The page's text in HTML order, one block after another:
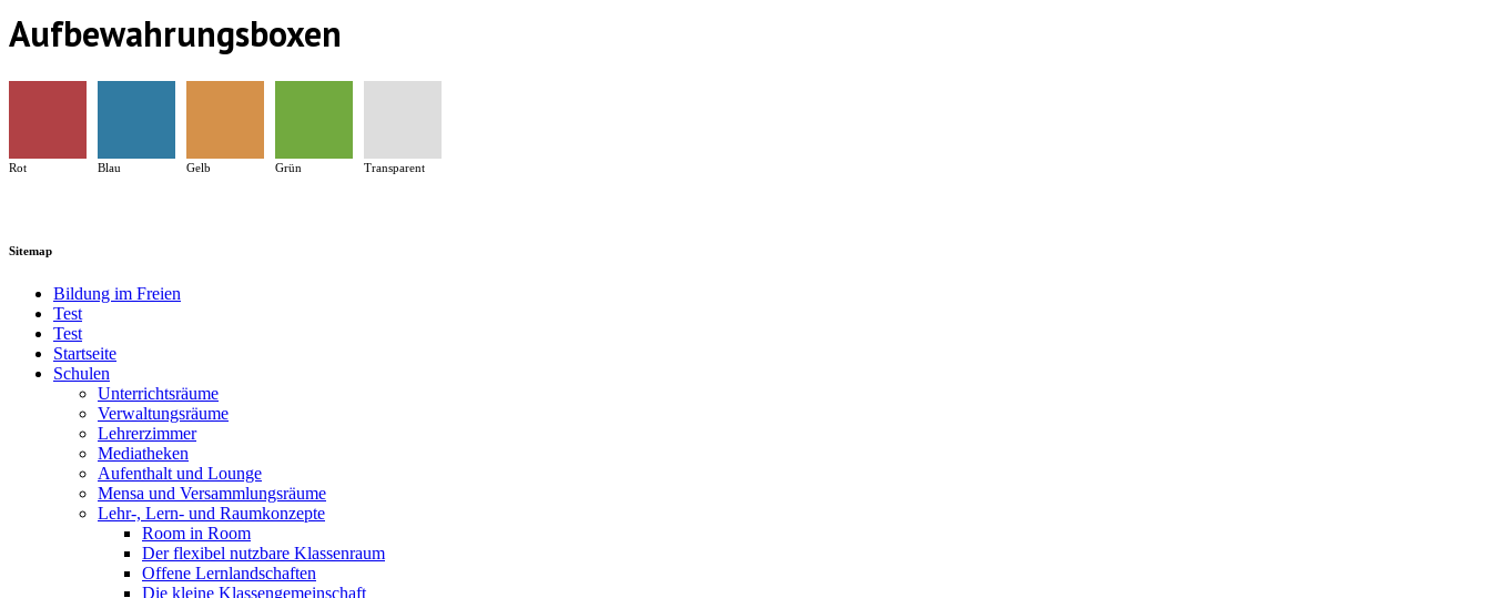
Aufbewahrungsboxen
Rot Blau Gelb Grün Transparent
Sitemap
Bildung im Freien
Test
Test
Startseite
Schulen
Unterrichtsräume
Verwaltungsräume
Lehrerzimmer
Mediatheken
Aufenthalt und Lounge
Mensa und Versammlungsräume
Lehr-, Lern- und Raumkonzepte
Room in Room
Der flexibel nutzbare Klassenraum
Offene Lernlandschaften
Die kleine Klassengemeinschaft